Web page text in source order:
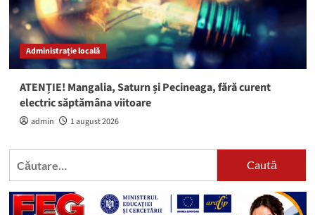
Administrație locală
ATENȚIE! Mangalia, Saturn și Pecineaga, fără curent
electric săptămâna viitoare
admin 1 august 2026
Caută